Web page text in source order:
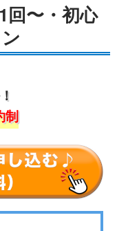
回〜・初心
制